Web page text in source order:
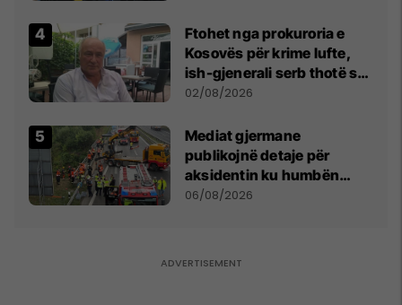
Ftohet nga prokuroria e
Kosovës për krime lufte,
ish-gjenerali serb thotë se
dikush e tradhtoi në
02/08/2026
Mediat gjermane
publikojnë detaje për
aksidentin ku humbën
jetën tre mërgimtarë nga
06/08/2026